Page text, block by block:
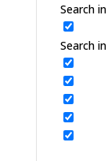
Search
Search